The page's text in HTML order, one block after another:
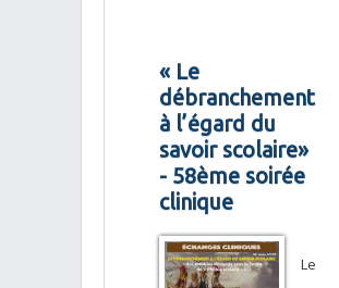
« Le
débranchement
à l’égard du
savoir scolaire»
- 58ème soirée
clinique
Le